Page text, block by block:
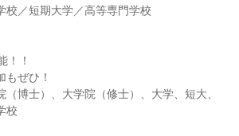
校／短期大学／高等専門学校
！！
もぜひ！
博士）、大学院（修士）、大学、短大、
校